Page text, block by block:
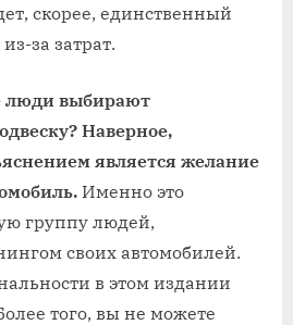
скорее, единственный
за затрат.
люди выбирают
Наверное,
является желание
Именно это
группу людей,
своих автомобилей.
в этом издании
того, вы не можете